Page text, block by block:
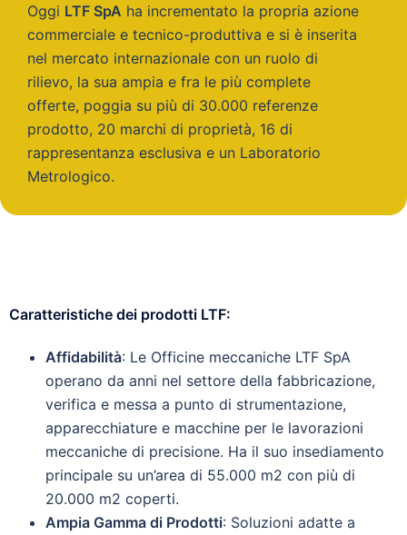
Oggi LTF SpA ha incrementato la propria azione
commerciale e tecnico-produttiva e si è inserita
nel mercato internazionale con un ruolo di
rilievo, la sua ampia e fra le più complete
offerte, poggia su più di 30.000 referenze
prodotto, 20 marchi di proprietà, 16 di
rappresentanza esclusiva e un Laboratorio
Metrologico.
Caratteristiche dei prodotti LTF:
Affidabilità: Le Officine meccaniche LTF SpA
operano da anni nel settore della fabbricazione,
verifica e messa a punto di strumentazione,
apparecchiature e macchine per le lavorazioni
meccaniche di precisione. Ha il suo insediamento
principale su un’area di 55.000 m2 con più di
20.000 m2 coperti.
Ampia Gamma di Prodotti: Soluzioni adatte a